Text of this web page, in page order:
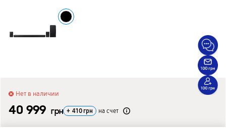
Нет в наличии
40 999 грн + 410 грн на счет